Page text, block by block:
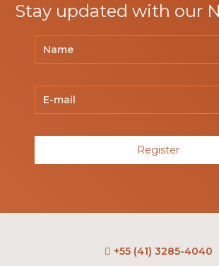
Stay updated with our
Register
+55 (41) 3285-4040